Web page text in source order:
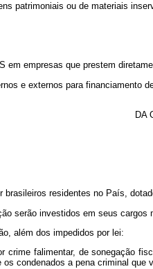
patrimoniais ou de materiais
em empresas que prestem
e externos para financiamento
DA
residentes no País,
serão investidos em seus cargos
além dos impedidos por lei:
crime falimentar, de sonegação
condenados a pena criminal